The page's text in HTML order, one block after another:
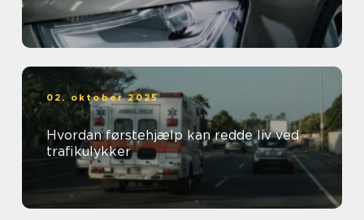
02. oktober 2025
Hvordan førstehjælp kan redde liv ved
trafikulykker